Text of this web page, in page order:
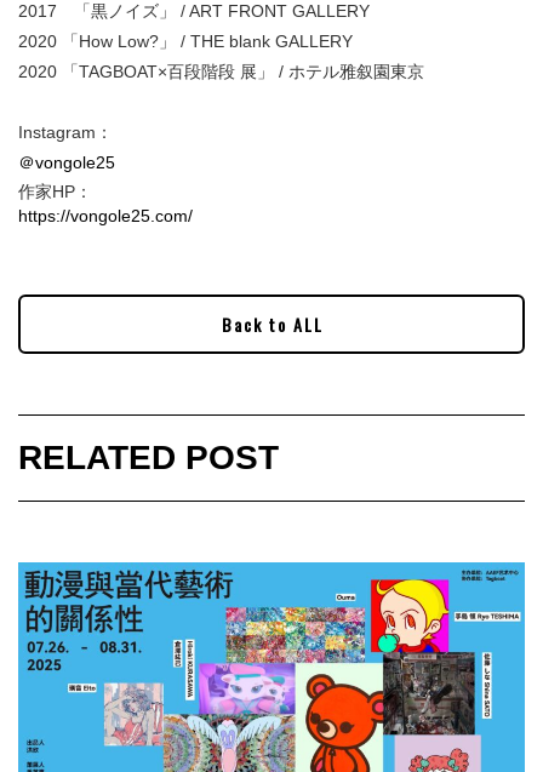
2017 「黒ノイズ」 / ART FRONT GALLERY
2020 「How Low?」 / THE blank GALLERY
2020 「TAGBOAT×百段階段 展」 / ホテル雅叙園東京
Instagram：
＠vongole25
作家HP：
https://vongole25.com/
Back to ALL
RELATED POST